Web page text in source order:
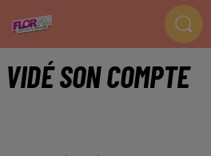
SON COMPTE